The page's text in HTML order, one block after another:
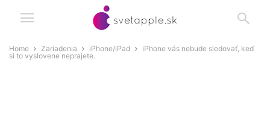
Home Zariadenia iPhone/iPad
iPhone vás nebude sledovať, keď
si to vyslovene neprajete.